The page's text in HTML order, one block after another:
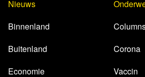
Nieuws
Binnenland
Buitenland
Economie
Corona
Vaccin